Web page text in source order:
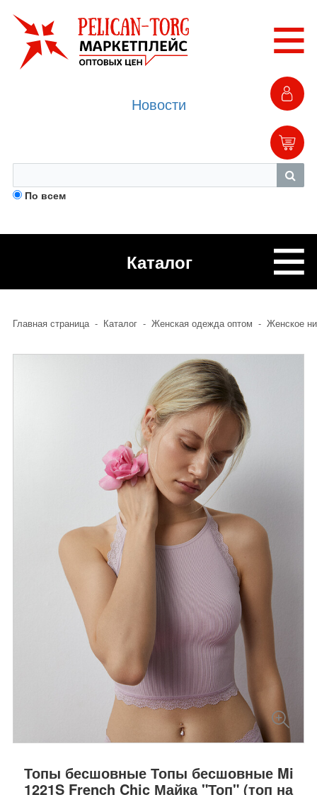
По всем
Новости
Каталог
Главная страница - Каталог - Женская одежда оптом - Женское
Топы бесшовные Топы бесшовные Mi
1221S French Chic Майка "Топ" (топ на